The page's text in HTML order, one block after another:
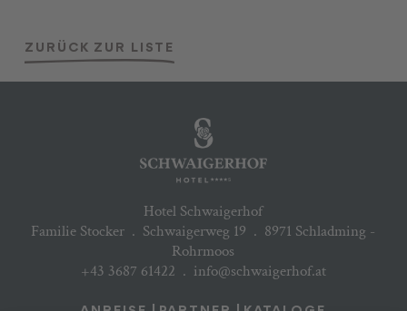
ZURÜCK ZUR LISTE
Hotel Schwaigerhof
Familie Stocker . Schwaigerweg 19 . 8971 Schladming -
Rohrmoos
+43 3687 61422 . info@schwaigerhof.at